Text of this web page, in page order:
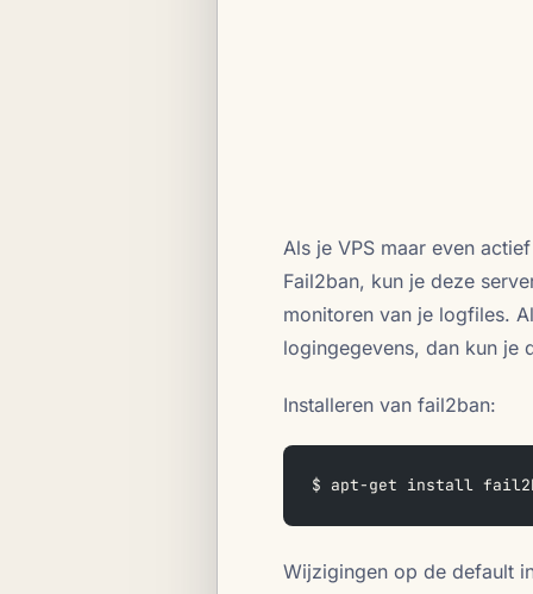
Als je VPS maar even
Fail2ban, kun je deze
monitoren van je logfiles.
logingegevens, dan kun je
Installeren van fail2ban:
$ apt-get install
Wijzigingen op de default